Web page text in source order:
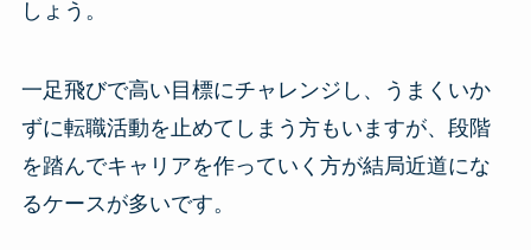
しょう。
一足飛びで高い目標にチャレンジし、うまくいか
ずに転職活動を止めてしまう方もいますが、段階
を踏んでキャリアを作っていく方が結局近道にな
るケースが多いです。